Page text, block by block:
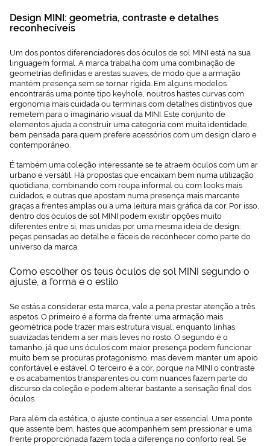
Design MINI: geometria, contraste e detalhes
reconhecíveis
Um dos pontos diferenciadores dos óculos de sol MINI está na sua
linguagem formal. A marca trabalha com uma combinação de
geometrias definidas e arestas suaves, de modo que a armação
mantém presença sem se tornar rígida. Em alguns modelos
encontrarás uma ponte tipo keyhole, noutros hastes curvas com
ergonomia mais cuidada ou terminais com detalhes distintivos que
remetem para o imaginário visual da MINI. Este conjunto de
elementos ajuda a construir uma categoria com muita identidade,
bem pensada para quem prefere acessórios com um design claro e
contemporâneo.
É também uma coleção interessante se te atraem óculos com um ar
urbano e versátil. Há propostas que encaixam bem numa utilização
quotidiana, combinando com roupa informal ou com looks mais
cuidados, e outras que apostam numa presença mais marcante
graças a frentes amplas ou a uma leitura mais gráfica da cor. Por isso,
dentro dos óculos de sol MINI podem existir opções muito
diferentes entre si, mas unidas por uma mesma ideia de design:
peças pensadas ao detalhe e fáceis de reconhecer como parte do
universo da marca.
Como escolher os teus óculos de sol MINI segundo o
ajuste, a forma e o estilo
Se estás a considerar esta marca, vale a pena prestar atenção a três
aspetos. O primeiro é a forma da frente: uma armação mais
geométrica pode trazer mais estrutura visual, enquanto linhas
suavizadas tendem a ser mais leves no rosto. O segundo é o
tamanho, já que uns óculos com maior presença podem funcionar
muito bem se procuras protagonismo, mas devem manter um apoio
confortável e estável. O terceiro é a cor, porque na MINI o contraste
e os acabamentos transparentes ou com nuances fazem parte do
discurso da coleção e podem alterar bastante a sensação final dos
óculos.
Para além da estética, o ajuste continua a ser essencial. Uma ponte
que assente bem, hastes que acompanhem sem pressionar e uma
frente proporcionada fazem toda a diferença no conforto real. Se